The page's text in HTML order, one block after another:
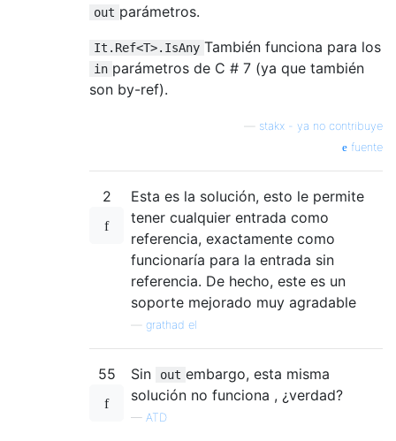
out parámetros.
It.Ref<T>.IsAny También funciona para los
in parámetros de C # 7 (ya que también
son by-ref).
stakx - ya no contribuye
fuente
2
Esta es la solución, esto le permite
tener cualquier entrada como
referencia, exactamente como
funcionaría para la entrada sin
referencia. De hecho, este es un
soporte mejorado muy agradable
grathad el
55 Sin out embargo, esta misma
solución no funciona , ¿verdad?
— ATD